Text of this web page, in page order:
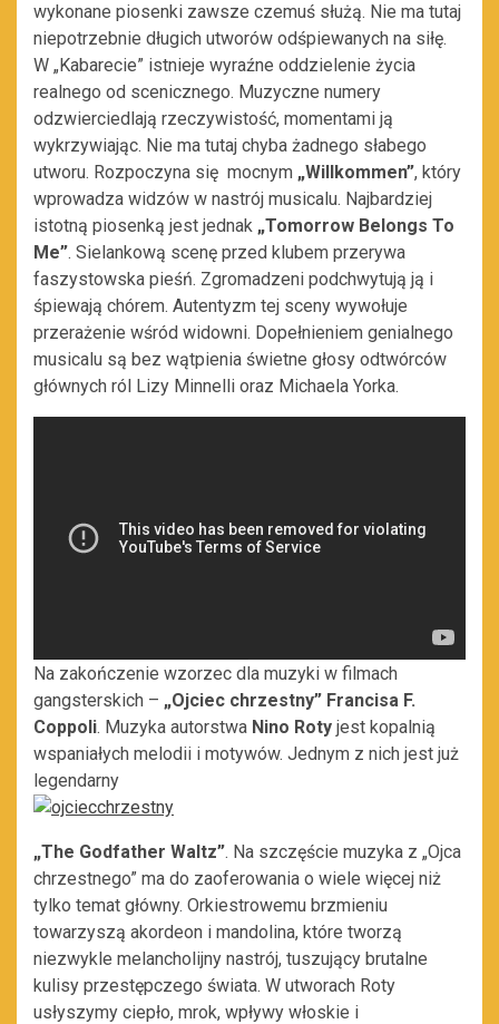
wykonane piosenki zawsze czemuś służą. Nie ma tutaj
niepotrzebnie długich utworów odśpiewanych na siłę.
W „Kabarecie” istnieje wyraźne oddzielenie życia
realnego od scenicznego. Muzyczne numery
odzwierciedlają rzeczywistość, momentami ją
wykrzywiając. Nie ma tutaj chyba żadnego słabego
utworu. Rozpoczyna się mocnym „Willkommen”, który
wprowadza widzów w nastrój musicalu. Najbardziej
istotną piosenką jest jednak „Tomorrow Belongs To
Me”. Sielankową scenę przed klubem przerywa
faszystowska pieśń. Zgromadzeni podchwytują ją i
śpiewają chórem. Autentyzm tej sceny wywołuje
przerażenie wśród widowni. Dopełnieniem genialnego
musicalu są bez wątpienia świetne głosy odtwórców
głównych ról Lizy Minnelli oraz Michaela Yorka.
Na zakończenie wzorzec dla muzyki w filmach
gangsterskich – „Ojciec chrzestny” Francisa F.
Coppoli. Muzyka autorstwa Nino Roty jest kopalnią
wspaniałych melodii i motywów. Jednym z nich jest już
legendarny
„The Godfather Waltz”. Na szczęście muzyka z „Ojca
chrzestnego” ma do zaoferowania o wiele więcej niż
tylko temat główny. Orkiestrowemu brzmieniu
towarzyszą akordeon i mandolina, które tworzą
niezwykle melancholijny nastrój, tuszujący brutalne
kulisy przestępczego świata. W utworach Roty
usłyszymy ciepło, mrok, wpływy włoskie i